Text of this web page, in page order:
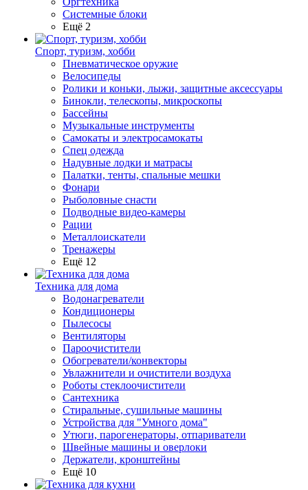
Системные блоки
Ещё 2
Спорт, туризм, хобби
Пневматическое оружие
Велосипеды
Ролики и коньки, лыжи, защитные аксессуары
Бинокли, телескопы, микроскопы
Бассейны
Музыкальные инструменты
Самокаты и электросамокаты
Спец одежда
Надувные лодки и матрасы
Палатки, тенты, спальные мешки
Фонари
Рыболовные снасти
Подводные видео-камеры
Рации
Металлоискатели
Тренажеры
Ещё 12
Техника для дома
Водонагреватели
Кондиционеры
Пылесосы
Вентиляторы
Пароочистители
Обогреватели/конвекторы
Увлажнители и очистители воздуха
Роботы стеклоочистители
Сантехника
Стиральные, сушильные машины
Устройства для "Умного дома"
Утюги, парогенераторы, отпариватели
Швейные машины и оверлоки
Держатели, кронштейны
Ещё 10